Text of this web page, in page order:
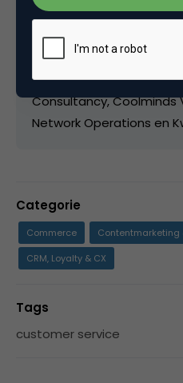
Een mailtje sturen kan
tadek@solarz.nl omdat
Nederland wordt
marketingadviseurs,
Consultancy, Coolminds
Network Operations en
Categorie
Commerce
Contentmarketing
CRM, Loyalty & CX
Tags
customer service